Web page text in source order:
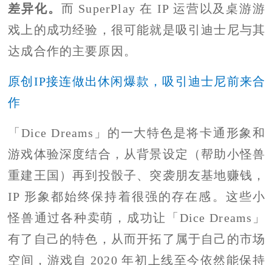
差异化。 而 SuperPlay 在 IP 运营以及桌游游
戏上的成功经验，很可能就是吸引迪士尼与其
达成合作的主要原因。
原创IP接连做出休闲爆款，吸引迪士尼前来合
作
「Dice Dreams」的一大特色是将卡通形象和
游戏体验深度结合，从背景设定（帮助小怪兽
重建王国）再到投骰子、突袭朋友基地赚钱，
IP 形象都始终保持着很强的存在感。这些小
怪兽通过各种卖萌，成功让「Dice Dreams」
有了自己的特色，从而开拓了属于自己的市场
空间，游戏自 2020 年初上线至今依然能保持